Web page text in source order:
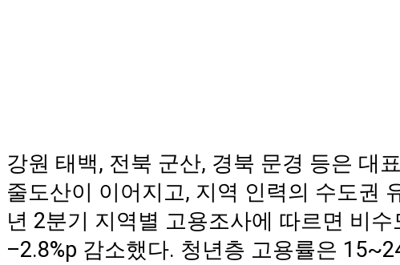
강원 태백, 전북 군산, 경북 문경 등은 대
줄도산이 이어지고, 지역 인력의 수도권
년 2분기 지역별 고용조사에 따르면 비
–2.8%p 감소했다. 청년층 고용률은